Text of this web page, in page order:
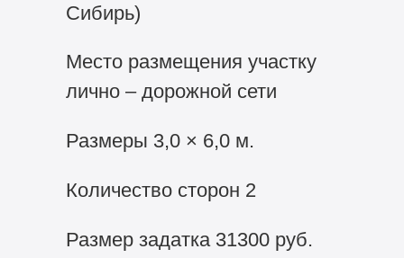
Сибирь)
Место размещения участку
лично – дорожной сети
Размеры 3,0 × 6,0 м.
Количество сторон 2
Размер задатка 31300 руб.